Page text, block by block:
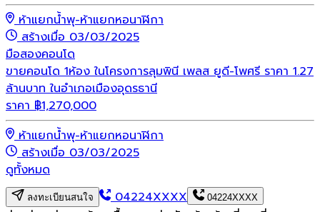
ห้าแยกน้ำพุ-ห้าแยกหอนาฬิกา
สร้างเมื่อ 03/03/2025
มือสองคอนโด
ขายคอนโด 1ห้อง ในโครงการลุมพินี เพลส ยูดี-โพศรี ราคา 1.27
ล้านบาท ในอำเภอเมืองอุดรธานี
ราคา ฿1,270,000
ห้าแยกน้ำพุ-ห้าแยกหอนาฬิกา
สร้างเมื่อ 03/03/2025
ดูทั้งหมด
ลงทะเบียนสนใจ 04224XXXX 04224XXXX